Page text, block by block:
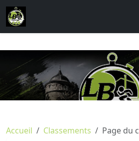
Accueil Classements Page du